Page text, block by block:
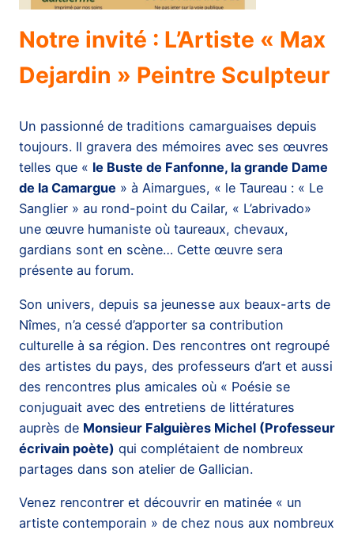
Notre invité : L’Artiste « Max
Dejardin » Peintre Sculpteur
Un passionné de traditions camarguaises depuis
toujours. Il gravera des mémoires avec ses œuvres
telles que « le Buste de Fanfonne, la grande Dame
de la Camargue » à Aimargues, « le Taureau : « Le
Sanglier » au rond-point du Cailar, « L’abrivado»
une œuvre humaniste où taureaux, chevaux,
gardians sont en scène… Cette œuvre sera
présente au forum.
Son univers, depuis sa jeunesse aux beaux-arts de
Nîmes, n’a cessé d’apporter sa contribution
culturelle à sa région. Des rencontres ont regroupé
des artistes du pays, des professeurs d’art et aussi
des rencontres plus amicales où « Poésie se
conjuguait avec des entretiens de littératures
auprès de Monsieur Falguières Michel (Professeur
écrivain poète) qui complétaient de nombreux
partages dans son atelier de Gallician.
Venez rencontrer et découvrir en matinée « un
artiste contemporain » de chez nous aux nombreux